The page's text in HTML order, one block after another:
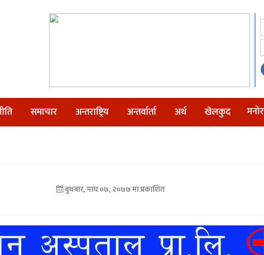
समाचार अन्तराष्ट्रिय अन्तर्वार्ता अर्थ खेलकुद
बुधबार, माघ ०७, २०७७ मा प्रकाशित